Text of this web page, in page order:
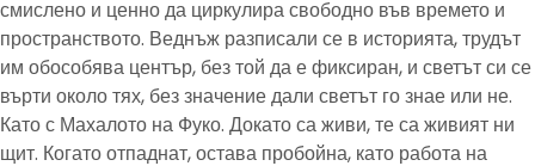
смислено и ценно да циркулира свободно във времето и
пространството. Веднъж разписали се в историята, трудът
им обособява център, без той да е фиксиран, и светът си се
върти около тях, без значение дали светът го знае или не.
Като с Махалото на Фуко. Докато са живи, те са живият ни
щит. Когато отпаднат, остава пробойна, като работа на